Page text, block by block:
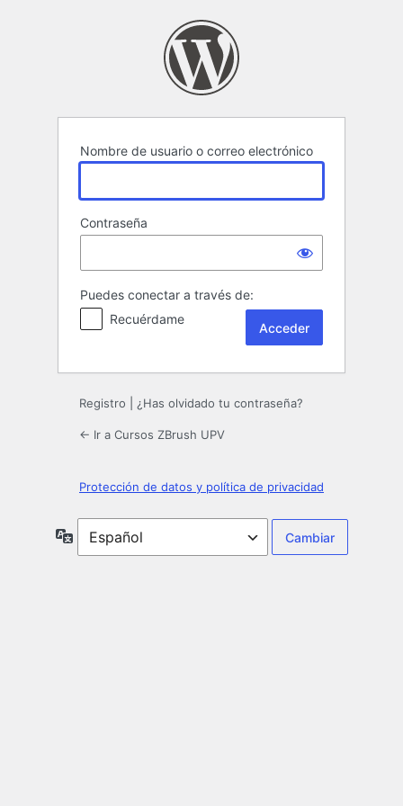
Nombre de usuario o correo electrónico
Contraseña
Puedes conectar a través de:
Recuérdame
Registro ¿Has olvidado tu contraseña?
← Ir a Cursos ZBrush UPV
Protección de datos y política de privacidad
Idioma